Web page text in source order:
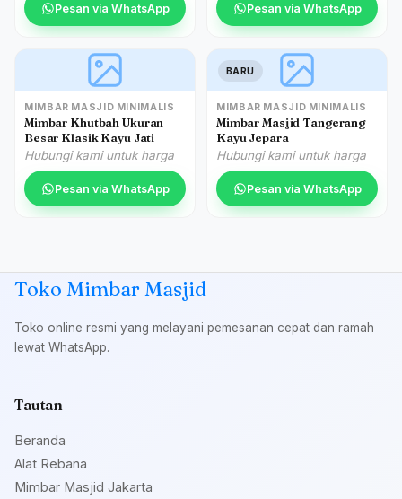
Pesan via WhatsApp Pesan via WhatsApp
MIMBAR MASJID MINIMALIS
Mimbar Khutbah Ukuran
Besar Klasik Kayu Jati
Hubungi kami untuk harga
Pesan via WhatsApp
BARU
MIMBAR MASJID MINIMALIS
Mimbar Masjid Tangerang
Kayu Jepara
Hubungi kami untuk harga
Pesan via WhatsApp
Toko Mimbar Masjid
Toko online resmi yang melayani pemesanan cepat dan ramah
lewat WhatsApp.
Tautan
Beranda
Alat Rebana
Mimbar Masjid Jakarta